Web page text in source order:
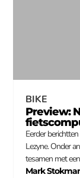
BIKE
Preview:
Eerder
Lezyne. Onder
tesamen met
Mark